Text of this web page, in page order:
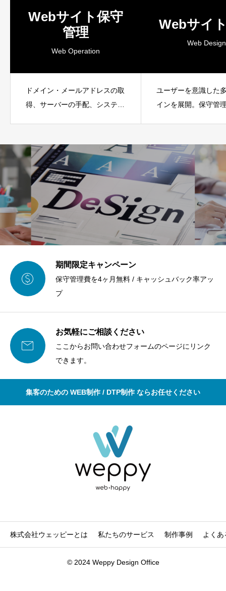
Webサイト保守
管理
Web Operation
ドメイン・メールアドレスの取
得、サーバーの手配、システム
Webサイ
Web Design
ユーザーを意識した
インを展開。保守管

期間限定キャンペーン
保守管理費を4ヶ月無料 / キャッシュバック率アッ
プ

お気軽にご相談ください
ここからお問い合わせフォームのページにリンク
できます。
集客のための WEB制作 / DTP制作 ならお任せください
株式会社ウェッピーとは 私たちのサービス 制作事例 よく
© 2024 Weppy Design Office